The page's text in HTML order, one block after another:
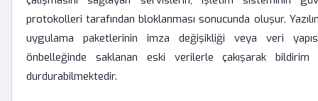
protokolleri tarafından bloklanması sonucunda oluşur.
uygulama paketlerinin imza değişikliği veya veri
önbelleğinde saklanan eski verilerle çakışarak bildirim
durdurabilmektedir.